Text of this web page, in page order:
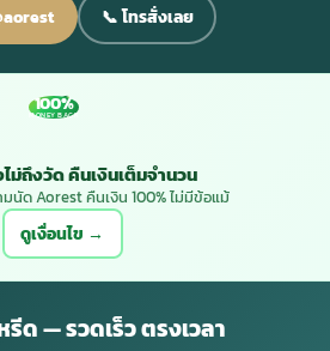
📞 โทรสั่งเลย
100%
MONEY BACK
ม่ถึงวัด คืนเงินเต็มจำนวน
นัด Aorest คืนเงิน 100% ไม่มีข้อแม้
ดูเงื่อนไข →
ด — รวดเร็ว ตรงเวลา